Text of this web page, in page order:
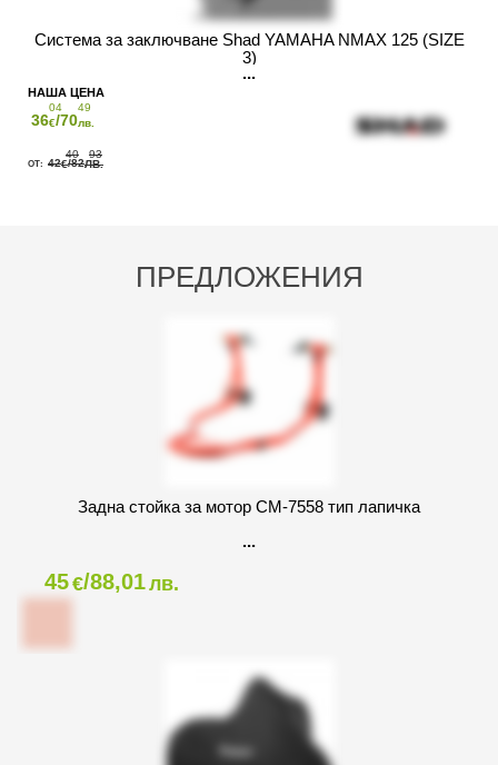
ПРЕДЛОЖЕНИЯ
Задна стойка за мотор CM-7558 тип лапичка
45€/88,01лв.
Система за заключване Shad YAMAHA NMAX 125 (SIZE
3)
36
04
€/70
49
лв.
42
40
€/82
93
ЛВ.